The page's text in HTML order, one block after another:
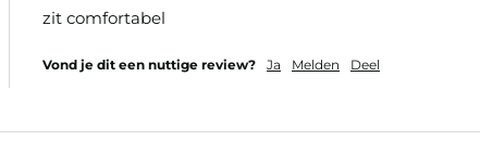
zit comfortabel
Vond je dit een nuttige review? Ja Melden Deel